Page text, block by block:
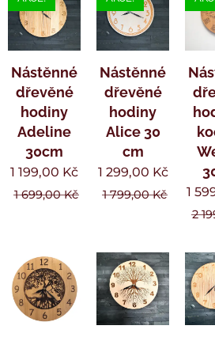
Nástěnné
dřevěné
hodiny
Adeline
30cm
1 199,00 Kč
1 699,00Kč
Nástěnné
dřevěné
hodiny
Alice 30
cm
1 299,00 Kč
1 799,00Kč 1
2